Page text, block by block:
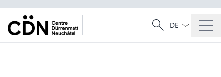
Recherche
Recherche
La langue